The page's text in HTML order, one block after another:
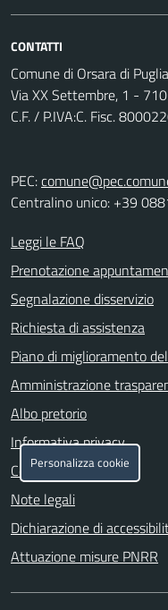
CONTATTI
Comune di Orsara di Puglia
Via XX Settembre, 1 -
C.F. / P.IVA:C. Fisc.
PEC:
Centralino unico: +39
Leggi le FAQ
Prenotazione
Segnalazione disservizio
Richiesta di assistenza
Piano di miglioramento
Amministrazione
Albo pretorio
Informativa privacy
Cookie policy
Note legali
Dichiarazione di
Attuazione misure PNRR
Personalizza cookie